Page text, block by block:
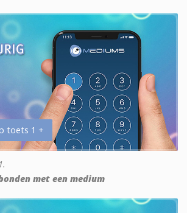
toets 1 +
met een medium